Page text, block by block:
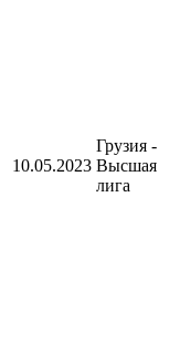
10.05.2023
Грузия -
Высшая
лига